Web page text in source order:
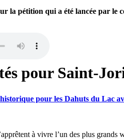
la pétition qui a été lancée par
pour Saint-
pour les Dahuts du Lac
à vivre l’un des plus